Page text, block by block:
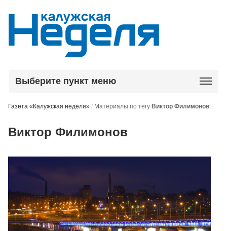
Выберите пункт меню
Газета «Калужская неделя» / Материалы по тегу Виктор Филимонов:
Виктор Филимонов